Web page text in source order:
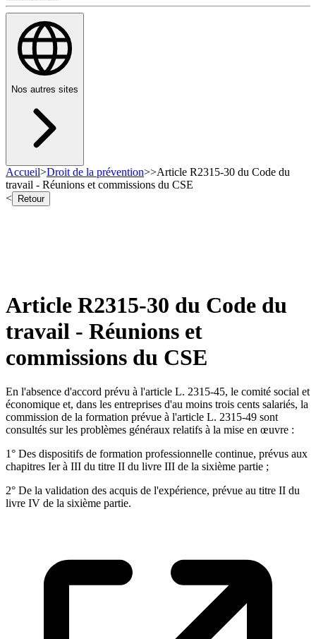
Nos autres sites
Accueil>Droit de la prévention>>Article R2315-30 du Code du
travail - Réunions et commissions du CSE
<
Retour
Article R2315-30 du Code du
travail - Réunions et
commissions du CSE
En l'absence d'accord prévu à l'article L. 2315-45, le comité social et
économique et, dans les entreprises d'au moins trois cents salariés, la
commission de la formation prévue à l'article L. 2315-49 sont
consultés sur les problèmes généraux relatifs à la mise en œuvre :
1° Des dispositifs de formation professionnelle continue, prévus aux
chapitres Ier à III du titre II du livre III de la sixième partie ;
2° De la validation des acquis de l'expérience, prévue au titre II du
livre IV de la sixième partie.